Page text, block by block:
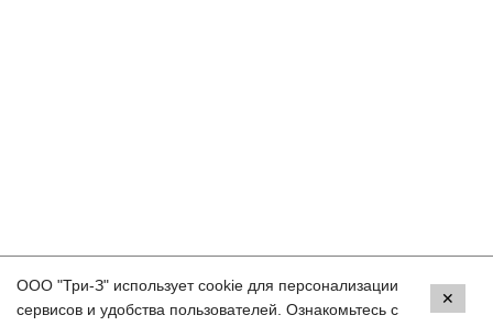
Контакты
ООО "Три-З" использует cookie для персонализации
сервисов и удобства пользователей. Ознакомьтесь с
✕